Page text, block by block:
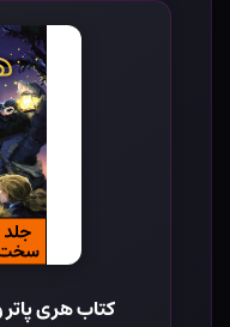
کتاب هری